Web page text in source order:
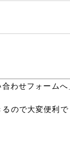
わせフォームへ
ので大変便利で